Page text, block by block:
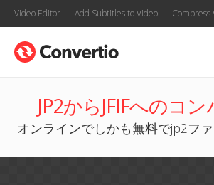
Video Editor Add Subtitles to Video Compress
JP2からJFIFへのコ
オンラインでしかも無料でjp2フ